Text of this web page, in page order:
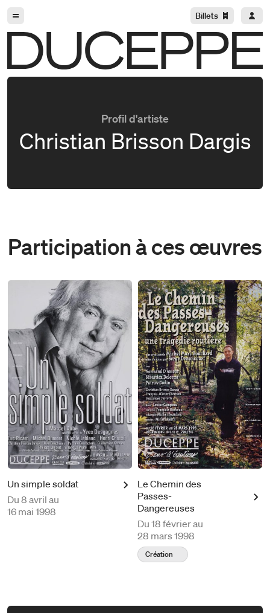
Billets
Profil d'artiste
Christian Brisson Dargis
Participation à ces œuvres
Un simple soldat
Du 8 avril au
16 mai 1998
Le Chemin des
Passes-
Dangereuses
Du 18 février au
28 mars 1998
Création